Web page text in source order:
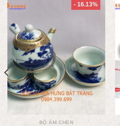
- 16.13%
BỘ ẤM CHÉN